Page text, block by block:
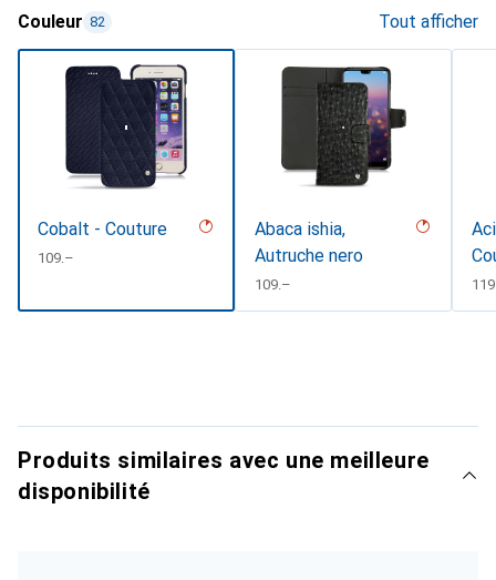
Couleur 82 Tout afficher
Cobalt - Couture
CHF
109.–
Abaca ishia,
Autruche nero
CHF
109.–
Produits similaires avec une meilleure
disponibilité